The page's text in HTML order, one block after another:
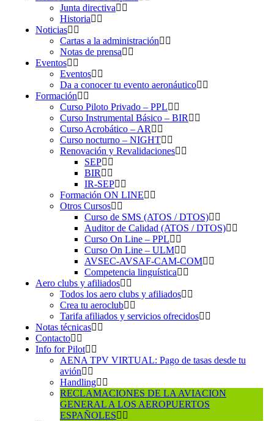
Junta directiva
Historia
Noticias
Cartas a la administración
Notas de prensa
Eventos
Eventos
Da a conocer tu evento aeronáutico
Formación
Curso Piloto Privado – PPL
Curso Instrumental Básico – BIR
Curso Acrobático – AR
Curso nocturno – NIGHT
Renovación y Revalidaciones
SEP
BIR
IR-SEP
Formación ON LINE
Otros Cursos
Curso de SMS (ATOS / DTOS)
Auditor de Calidad (ATOS / DTOS)
Curso On Line – PPL
Curso On Line – ULM
AVSEC-AVSAF-CAM-COM
Competencia linguística
Aero clubs y afiliados
Todos los aero clubs y afiliados
Crea tu aeroclub
Tarifa afiliados y servicios ofrecidos
Notas técnicas
Contacto
Info for Pilot
AENA TPV VIRTUAL: Pago de tasas desde tu
avión
Handling
RECLAMACIONES DE LA AVIACION
GENERAL A LOS AEROPUERTOS
ESPAÑOLES